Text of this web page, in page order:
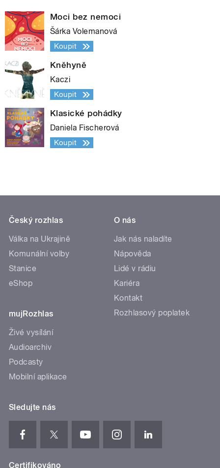
Moci bez nemoci
Šárka Volemanová
Koupit
Kněhyně
Kaczi
Koupit
Klasické pohádky
Daniela Fischerová
Koupit
Český rozhlas
Válka na Ukrajině
Komunální volby
Stanice
eShop
mujRozhlas
Živé vysílání
Audioarchiv
Podcasty
Mobilní aplikace
O nás
Jak nás naladíte
Nápověda
Lidé v rádiu
Kariéra
Kontakt
Rozhlasový poplatek
Sledujte nás
Certifikováno